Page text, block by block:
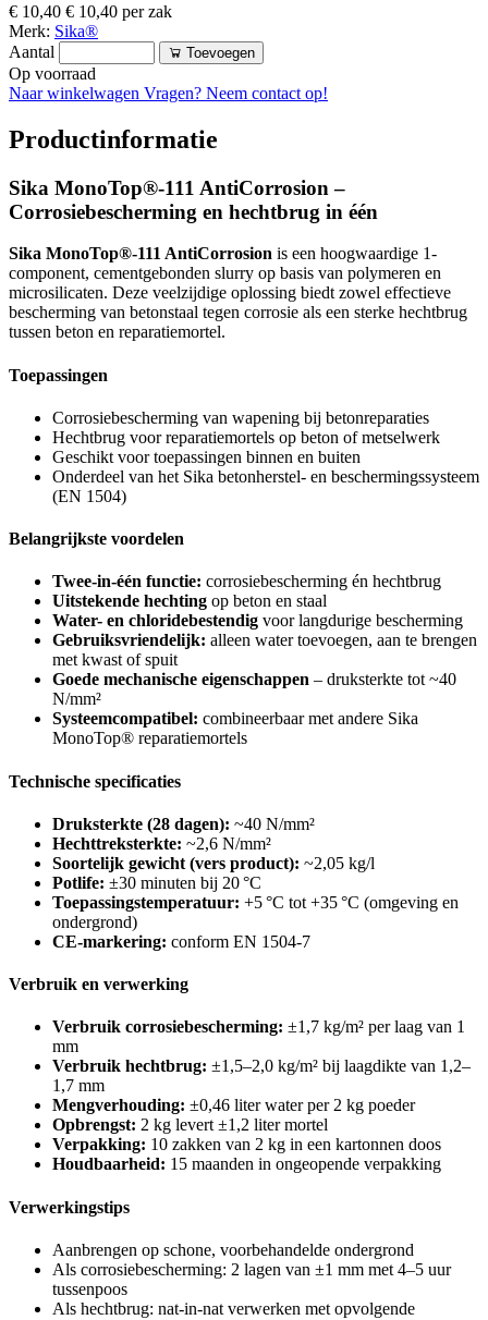
€ 10,40 € 10,40 per zak
Merk: Sika®
Aantal
Toevoegen
Op voorraad
Naar winkelwagen Vragen? Neem contact op!
Productinformatie
Sika MonoTop®-111 AntiCorrosion –
Corrosiebescherming en hechtbrug in één
Sika MonoTop®-111 AntiCorrosion is een hoogwaardige 1-
component, cementgebonden slurry op basis van polymeren en
microsilicaten. Deze veelzijdige oplossing biedt zowel effectieve
bescherming van betonstaal tegen corrosie als een sterke hechtbrug
tussen beton en reparatiemortel.
Toepassingen
Corrosiebescherming van wapening bij betonreparaties
Hechtbrug voor reparatiemortels op beton of metselwerk
Geschikt voor toepassingen binnen en buiten
Onderdeel van het Sika betonherstel- en beschermingssysteem
(EN 1504)
Belangrijkste voordelen
Twee-in-één functie: corrosiebescherming én hechtbrug
Uitstekende hechting op beton en staal
Water- en chloridebestendig voor langdurige bescherming
Gebruiksvriendelijk: alleen water toevoegen, aan te brengen
met kwast of spuit
Goede mechanische eigenschappen – druksterkte tot ~40
N/mm²
Systeemcompatibel: combineerbaar met andere Sika
MonoTop® reparatiemortels
Technische specificaties
Druksterkte (28 dagen): ~40 N/mm²
Hechttreksterkte: ~2,6 N/mm²
Soortelijk gewicht (vers product): ~2,05 kg/l
Potlife: ±30 minuten bij 20 °C
Toepassingstemperatuur: +5 °C tot +35 °C (omgeving en
ondergrond)
CE-markering: conform EN 1504-7
Verbruik en verwerking
Verbruik corrosiebescherming: ±1,7 kg/m² per laag van 1
mm
Verbruik hechtbrug: ±1,5–2,0 kg/m² bij laagdikte van 1,2–
1,7 mm
Mengverhouding: ±0,46 liter water per 2 kg poeder
Opbrengst: 2 kg levert ±1,2 liter mortel
Verpakking: 10 zakken van 2 kg in een kartonnen doos
Houdbaarheid: 15 maanden in ongeopende verpakking
Verwerkingstips
Aanbrengen op schone, voorbehandelde ondergrond
Als corrosiebescherming: 2 lagen van ±1 mm met 4–5 uur
tussenpoos
Als hechtbrug: nat-in-nat verwerken met opvolgende